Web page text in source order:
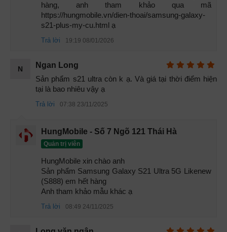
hàng, anh tham khảo qua mã
https://hungmobile.vn/dien-thoai/samsung-galaxy-
s21-plus-my-cu.html ạ
Trả lời 19:19 08/01/2026
N
Ngan Long
Sản phẩm s21 ultra còn k ạ. Và giá tại thời điểm hiện
tại là bao nhiêu vậy ạ
Trả lời 07:38 23/11/2025
HungMobile - Số 7 Ngõ 121 Thái Hà
Quản trị viên
HungMobile xin chào anh
Sản phẩm Samsung Galaxy S21 Ultra 5G Likenew
(S888) em hết hàng
Anh tham khảo mẫu khác ạ
Trả lời 08:49 24/11/2025